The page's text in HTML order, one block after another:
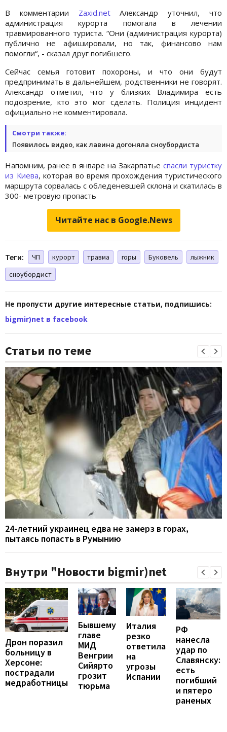
В комментарии Zaxid.netАлександр уточнил, что
администрация курорта помогала в лечении
травмированного туриста. “Они (администрация курорта)
публично не афишировали, но так, финансово нам
помогли“, - сказал друг погибшего.
Сейчас семья готовит похороны, и что они будут
предпринимать в дальнейшем, родственники не говорят.
Александр отметил, что у близких Владимира есть
подозрение, кто это мог сделать. Полиция инцидент
официально не комментировала.
Смотри также:
Появилось видео, как лавина догоняла сноубордиста
Напомним, ранее в январе на Закарпатье спасли туристку
из Киева, которая во время прохождения туристического
маршрута сорвалась с обледеневшей склона и скатилась в
300- метровую пропасть
Читайте нас в Google.News
Теги: ЧП курорт травма горы Буковель
лыжник
сноубордист
Не пропусти другие интересные статьи, подпишись:
bigmir)net в facebook
Статьи по теме
24-летний украинец едва не замерз в горах,
пытаясь попасть в Румынию
Внутри "Новости bigmir)net
Дрон поразил
больницу в
Херсоне:
пострадали
медработницы
Бывшему
главе
МИД
Венгрии
Сийярто
грозит
тюрьма
Италия
резко
ответила
на
угрозы
Испании
РФ
нанесла
удар по
Славянску:
есть
погибший
и пятеро
раненых